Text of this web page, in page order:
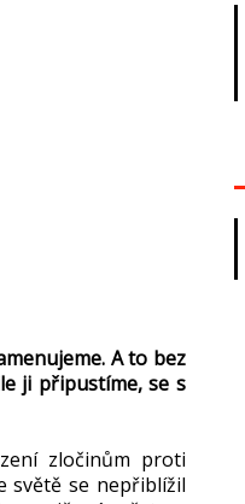
A to bez
ji připustíme, se s
zločinům proti
světě se nepřiblížil